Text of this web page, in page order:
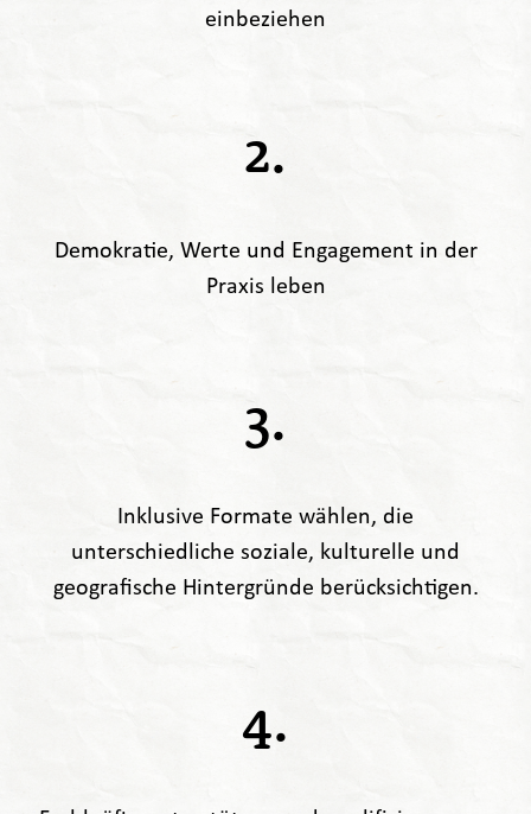
einbeziehen
2.
Demokratie, Werte und Engagement in der
Praxis leben
3.
Inklusive Formate wählen, die
unterschiedliche soziale, kulturelle und
geografische Hintergründe berücksichtigen.
4.